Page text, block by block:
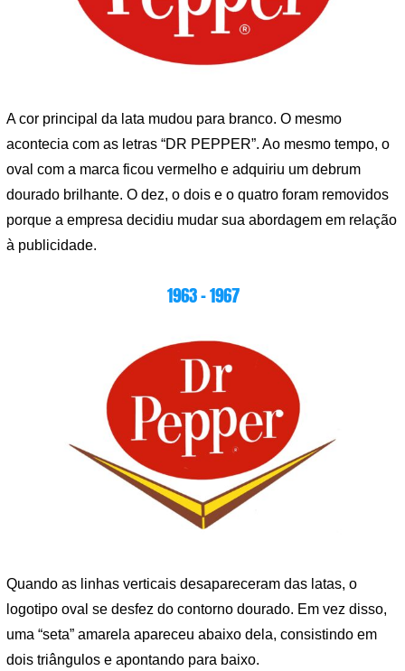
A cor principal da lata mudou para branco. O mesmo
acontecia com as letras “DR PEPPER”. Ao mesmo tempo, o
oval com a marca ficou vermelho e adquiriu um debrum
dourado brilhante. O dez, o dois e o quatro foram removidos
porque a empresa decidiu mudar sua abordagem em relação
à publicidade.
1963 – 1967
Quando as linhas verticais desapareceram das latas, o
logotipo oval se desfez do contorno dourado. Em vez disso,
uma “seta” amarela apareceu abaixo dela, consistindo em
dois triângulos e apontando para baixo.